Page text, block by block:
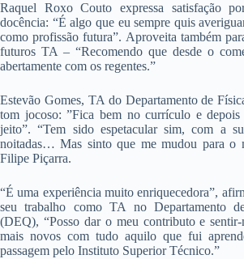
Raquel Roxo Couto expressa satisfação
docência: “É algo que eu sempre quis
como profissão futura”. Aproveita também
futuros TA – “Recomendo que desde o
abertamente com os regentes.”
Estevão Gomes, TA do Departamento de
tom jocoso: ”Fica bem no currículo e
jeito”. “Tem sido espetacular sim, com a
noitadas… Mas sinto que me mudou para o
Filipe Piçarra.
“É uma experiência muito enriquecedora”,
seu trabalho como TA no Departamento
(DEQ), “Posso dar o meu contributo e
mais novos com tudo aquilo que fui
passagem pelo Instituto Superior Técnico.”